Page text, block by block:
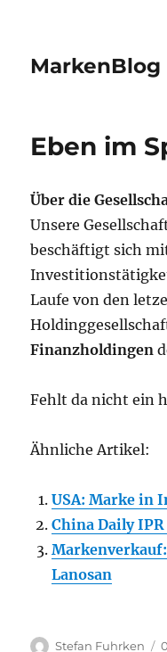
MarkenBlog
Eben im
Über die
Unsere
beschäftigt sich
Laufe von den
Finanzholdingen
Fehlt da nicht ein
Ähnliche Artikel:
USA: Marke in
China Daily
Lanosan
Author
Stefan Fuhrken